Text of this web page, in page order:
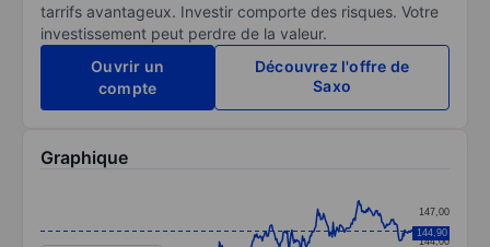
tarrifs avantageux. Investir comporte des risques. Votre
investissement peut perdre de la valeur.
Ouvrir un
compte
Découvrez l'offre de
Saxo
Graphique
Line chart with 391 data points.
144,00
147,00
144,90